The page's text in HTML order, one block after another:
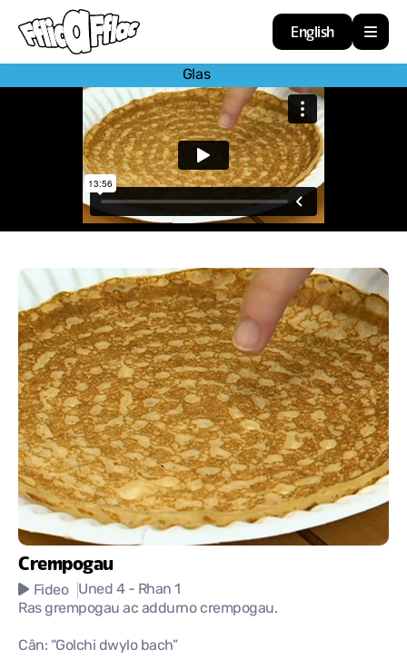
Cartref
Adnoddau
Amdan
Arweiniad
English
Glas
Crempogau
Fideo Uned 4 - Rhan 1
Ras grempogau ac addurno crempogau.
Cân: “Golchi dwylo bach”